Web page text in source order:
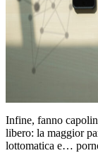
Infine, fanno
libero: la maggior
lottomatica e…